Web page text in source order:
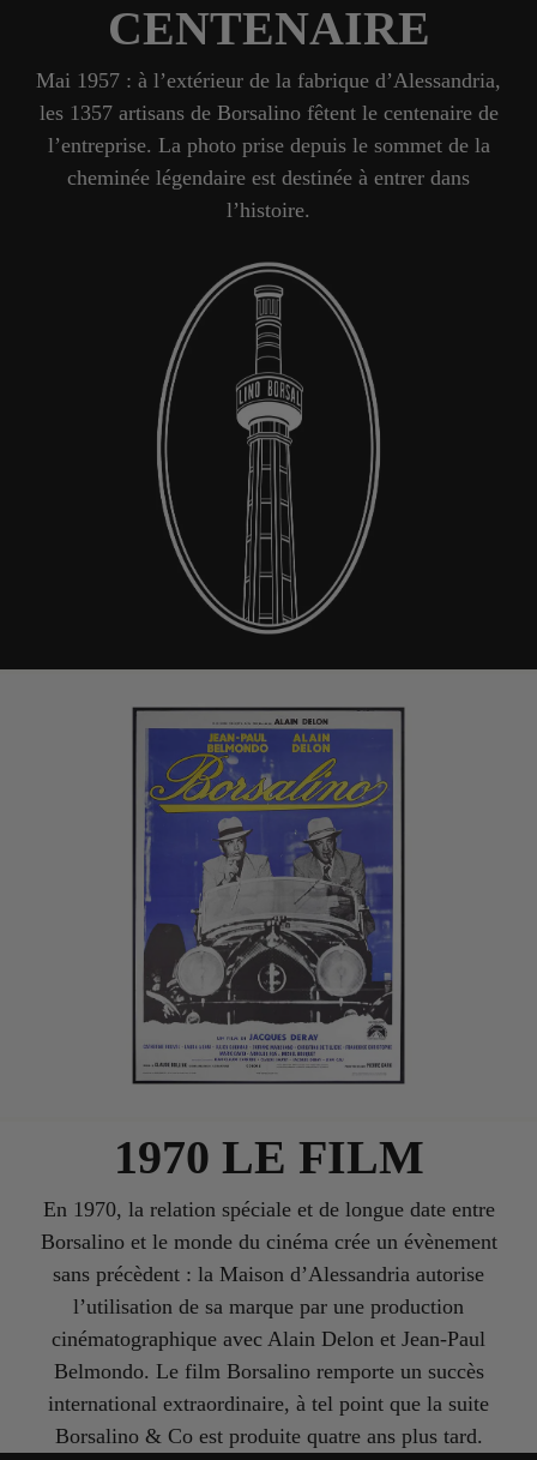
CENTENAIRE
Mai 1957 : à l’extérieur de la fabrique d’Alessandria,
les 1357 artisans de Borsalino fêtent le centenaire de
l’entreprise. La photo prise depuis le sommet de la
cheminée légendaire est destinée à entrer dans
l’histoire.
1970 LE FILM
En 1970, la relation spéciale et de longue date entre
Borsalino et le monde du cinéma crée un évènement
sans précèdent : la Maison d’Alessandria autorise
l’utilisation de sa marque par une production
cinématographique avec Alain Delon et Jean-Paul
Belmondo. Le film Borsalino remporte un succès
international extraordinaire, à tel point que la suite
Borsalino & Co est produite quatre ans plus tard.